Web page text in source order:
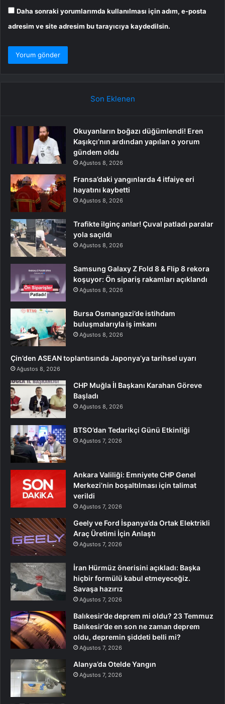
Daha sonraki yorumlarımda kullanılması için adım, e-posta
adresim ve site adresim bu tarayıcıya kaydedilsin.
Son Eklenen
Okuyanların boğazı düğümlendi! Eren
Kaşıkçı’nın ardından yapılan o yorum
gündem oldu
Ağustos 8, 2026
Fransa’daki yangınlarda 4 itfaiye eri
hayatını kaybetti
Ağustos 8, 2026
Trafikte ilginç anlar! Çuval patladı paralar
yola saçıldı
Ağustos 8, 2026
Samsung Galaxy Z Fold 8 & Flip 8 rekora
koşuyor: Ön sipariş rakamları açıklandı
Ağustos 8, 2026
Bursa Osmangazi’de istihdam
buluşmalarıyla iş imkanı
Ağustos 8, 2026
Çin’den ASEAN toplantısında Japonya’ya tarihsel uyarı
Ağustos 8, 2026
CHP Muğla İl Başkanı Karahan Göreve
Başladı
Ağustos 8, 2026
BTSO’dan Tedarikçi Günü Etkinliği
Ağustos 7, 2026
Ankara Valiliği: Emniyete CHP Genel
Merkezi’nin boşaltılması için talimat
verildi
Ağustos 7, 2026
Geely ve Ford İspanya’da Ortak Elektrikli
Araç Üretimi İçin Anlaştı
Ağustos 7, 2026
İran Hürmüz önerisini açıkladı: Başka
hiçbir formülü kabul etmeyeceğiz.
Savaşa hazırız
Ağustos 7, 2026
Balıkesir’de deprem mi oldu? 23 Temmuz
Balıkesir’de en son ne zaman deprem
oldu, depremin şiddeti belli mi?
Ağustos 7, 2026
Alanya’da Otelde Yangın
Ağustos 7, 2026